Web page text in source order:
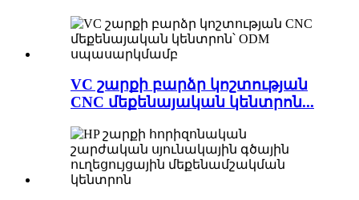
VC շարքի բարձր կոշտության
CNC մեքենայական կենտրոն...